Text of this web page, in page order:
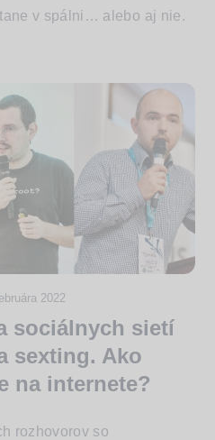
v spálni… alebo aj nie.
2022
sociálnych sietí
sexting. Ako
na internete?
rozhovorov so